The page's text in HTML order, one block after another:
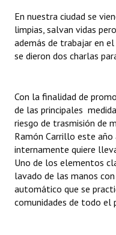
En nuestra ciudad se
limpias, salvan vidas
además de trabajar en
se dieron dos charlas
Con la finalidad de
de las principales
riesgo de trasmisión de
Ramón Carrillo este
internamente quiere
Uno de los elementos
lavado de las manos
automático que se
comunidades de todo el